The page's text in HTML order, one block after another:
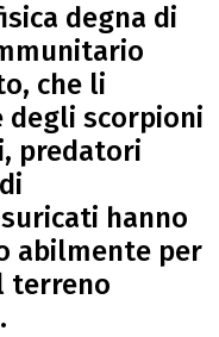
degna di
che li
scorpioni
predatori
hanno
abilmente per
terreno